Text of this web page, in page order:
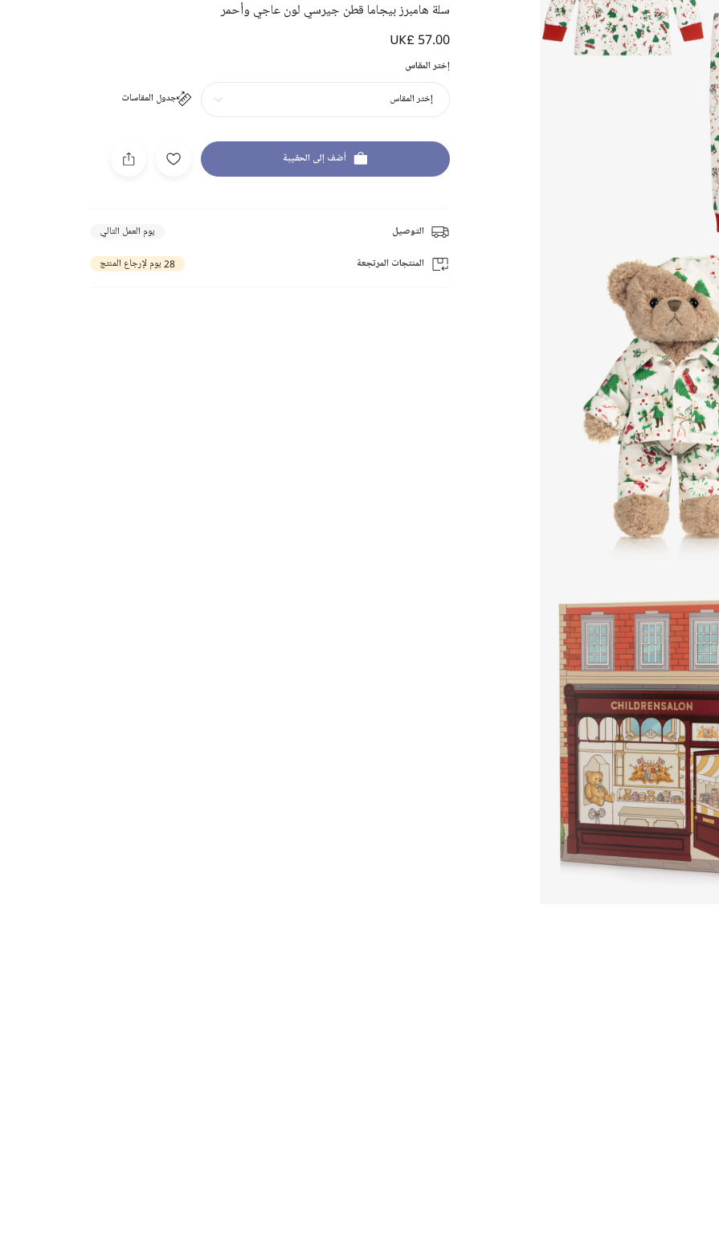
سلة هامبرز بيجاما قطن جيرسي لون عاجي وأحمر
UK£ 57.00
إختر المقاس
جدول المقاسات إختر المقاس
أضف إلى الحقيبة
التوصيل يوم العمل التالي
المنتجات المرتجعة 28 يوم لإرجاع المنتج